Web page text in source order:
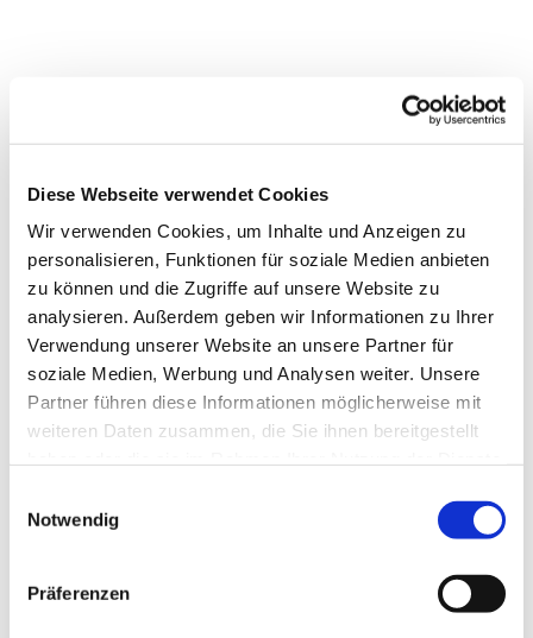
Diese Webseite verwendet Cookies
Wir verwenden Cookies, um Inhalte und Anzeigen zu
personalisieren, Funktionen für soziale Medien anbieten
zu können und die Zugriffe auf unsere Website zu
analysieren. Außerdem geben wir Informationen zu Ihrer
Verwendung unserer Website an unsere Partner für
soziale Medien, Werbung und Analysen weiter. Unsere
Partner führen diese Informationen möglicherweise mit
weiteren Daten zusammen, die Sie ihnen bereitgestellt
Notwendig
Präferenzen
Dies könnte Sie auch